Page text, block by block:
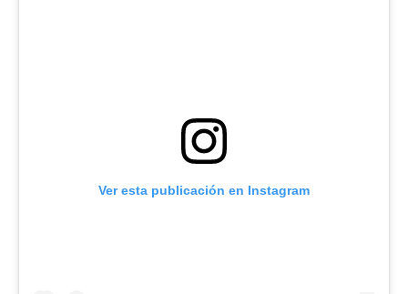
Ver esta publicación en Instagram